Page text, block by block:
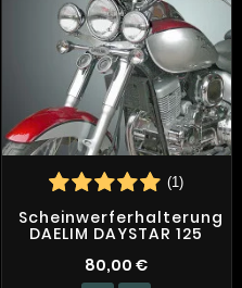
(1)
Scheinwerferhalterung
DAELIM DAYSTAR 125
80,00 €